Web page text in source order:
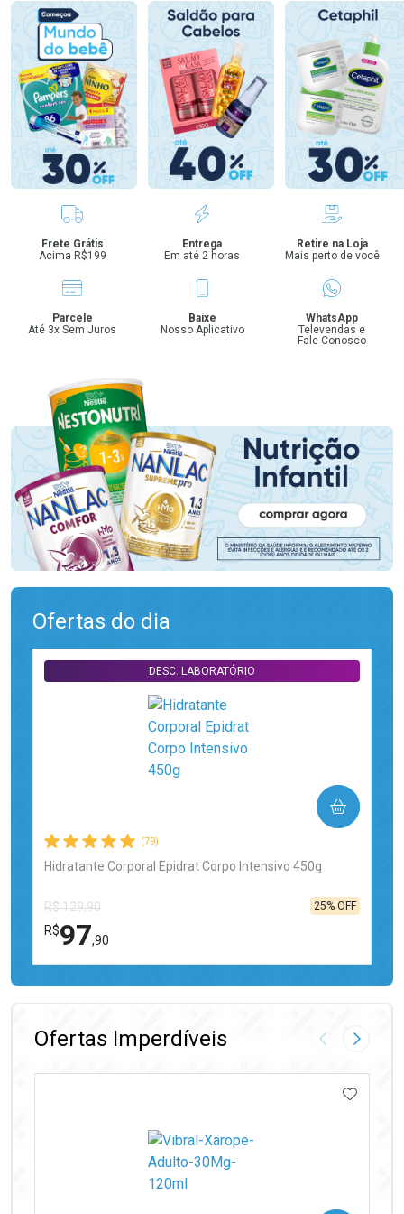
Benefícios
Frete Grátis
Acima R$199
Entrega
Em até 2 horas
Retire na Loja
Mais perto de você
Parcele
Até 3x Sem Juros
Baixe
Nosso Aplicativo
WhatsApp
Televendas e
Fale Conosco
Ofertas do dia
(79)
Hidratante Corporal Epidrat Corpo Intensivo 450g
DESC. LABORATÓRIO
R$ 129,90
R$97,90
25% OFF
COMPRAR
FECHAR
Ativar Desconto
FECHAR
Ofertas Imperdíveis Imagem